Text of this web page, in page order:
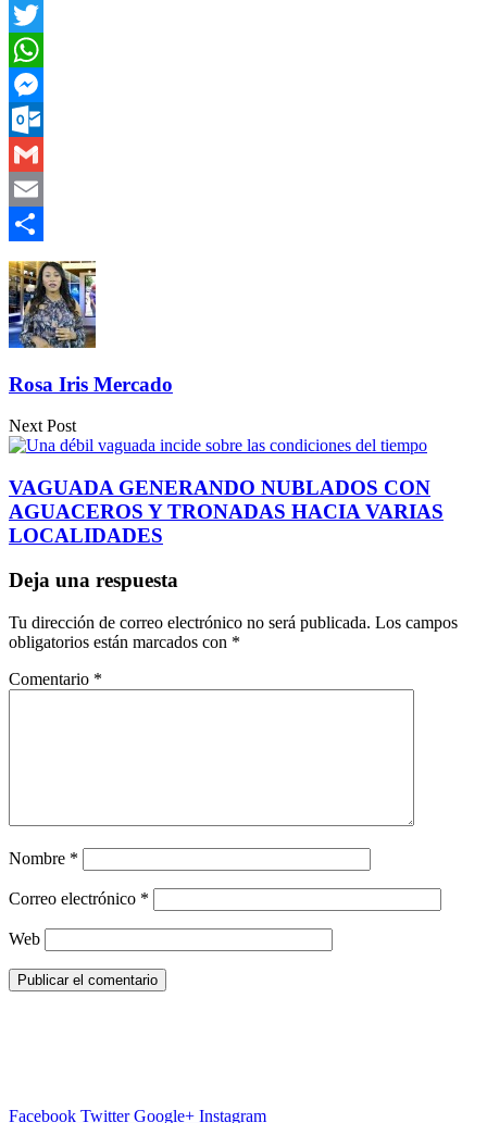
Facebook
Twitter
WhatsApp
Messenger
Outlook.com
Gmail
Email
Compartir
Rosa Iris Mercado
Next Post
VAGUADA GENERANDO NUBLADOS CON
AGUACEROS Y TRONADAS HACIA VARIAS
LOCALIDADES
Deja una respuesta
Tu dirección de correo electrónico no será publicada. Los campos
obligatorios están marcados con *
Comentario *
Nombre *
Correo electrónico *
Web
Facebook Twitter Google+ Instagram